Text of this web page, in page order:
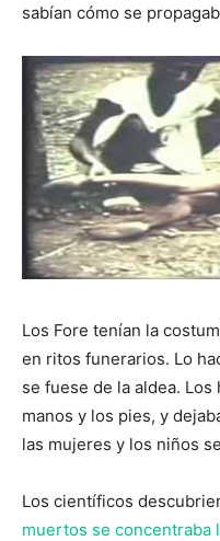
sabían cómo se
Los Fore tenían la
en ritos funerarios. Lo
se fuese de la aldea.
manos y los pies, y
las mujeres y los niños
Los científicos
muertos se concentraba